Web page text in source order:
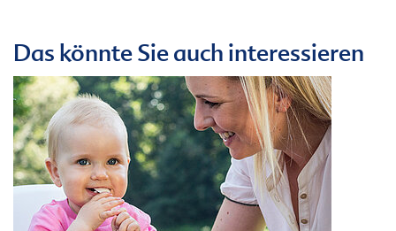
Das könnte Sie auch interessieren